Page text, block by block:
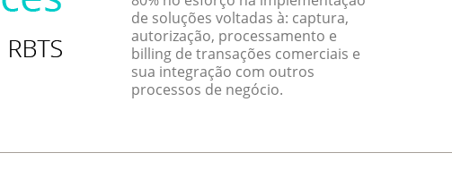
de soluções voltadas à: captura,
autorização, processamento e
billing de transações comerciais e
sua integração com outros
processos de negócio.